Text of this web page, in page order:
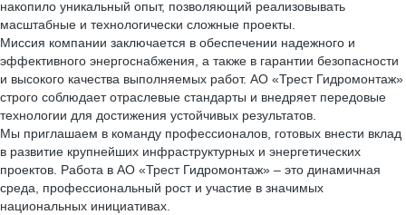
накопило уникальный опыт, позволяющий реализовывать
масштабные и технологически сложные проекты.
Миссия компании заключается в обеспечении надежного и
эффективного энергоснабжения, а также в гарантии безопасности
и высокого качества выполняемых работ. АО «Трест Гидромонтаж»
строго соблюдает отраслевые стандарты и внедряет передовые
технологии для достижения устойчивых результатов.
Мы приглашаем в команду профессионалов, готовых внести вклад
в развитие крупнейших инфраструктурных и энергетических
проектов. Работа в АО «Трест Гидромонтаж» – это динамичная
среда, профессиональный рост и участие в значимых
национальных инициативах.